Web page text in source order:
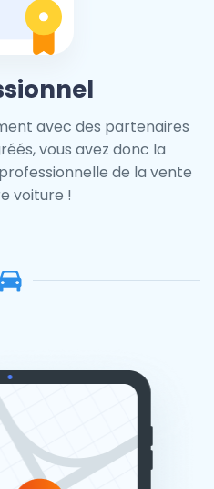
avec des partenaires
vous avez donc la
de la vente
voiture !